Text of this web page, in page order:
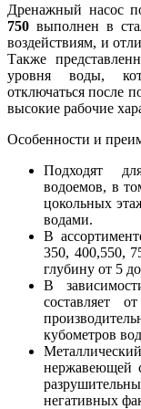
Дренажный насос
750 выполнен в
воздействиям, и
Также
уровня воды,
отключаться после
высокие рабочие
Особенности и
Подходят
водоемов, в
цокольных
водами.
В
350, 400,550,
глубину от 5
В
составляет
кубометров
нержавеющей
негативных